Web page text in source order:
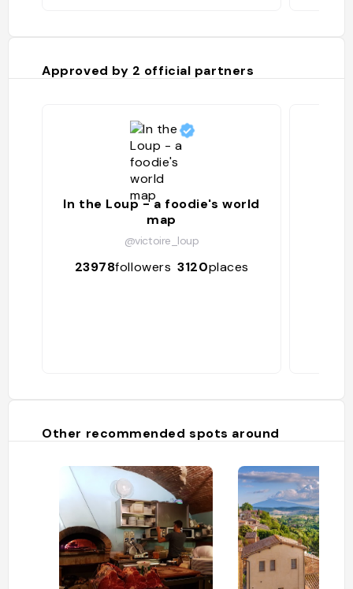
Approved by 2 official partners
In the Loup - a foodie's world
map
@victoire_loup
23978followers 3120places
Other recommended spots around